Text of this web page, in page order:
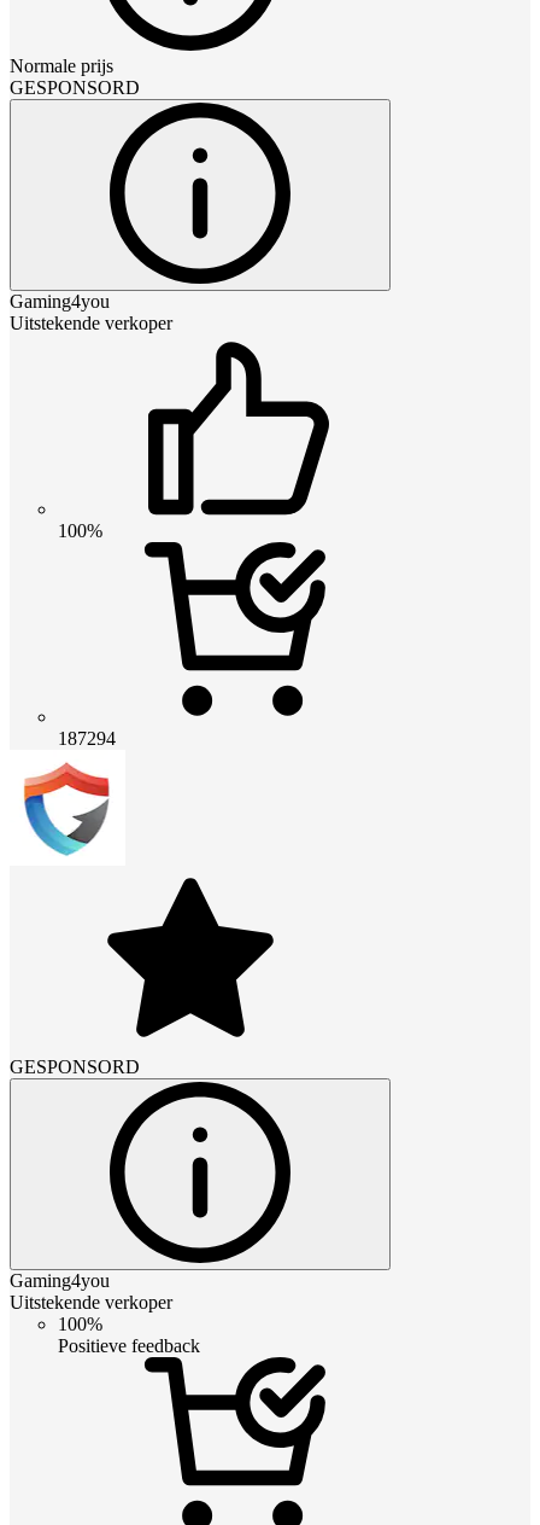
Normale prijs
GESPONSORD
Gaming4you
Uitstekende verkoper
100%
187294
GESPONSORD
Gaming4you
Uitstekende verkoper
100%
Positieve feedback